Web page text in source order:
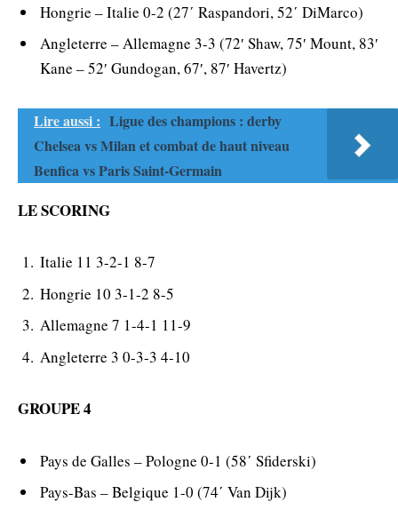
Hongrie – Italie 0-2 (27΄ Raspandori, 52΄ DiMarco)
Angleterre – Allemagne 3-3 (72′ Shaw, 75′ Mount, 83′
Kane – 52′ Gundogan, 67′, 87′ Havertz)
Lire aussi : Ligue des champions : derby
Chelsea vs Milan et combat de haut niveau
Benfica vs Paris Saint-Germain
LE SCORING
Italie 11 3-2-1 8-7
Hongrie 10 3-1-2 8-5
Allemagne 7 1-4-1 11-9
Angleterre 3 0-3-3 4-10
GROUPE 4
Pays de Galles – Pologne 0-1 (58΄ Sfiderski)
Pays-Bas – Belgique 1-0 (74΄ Van Dijk)